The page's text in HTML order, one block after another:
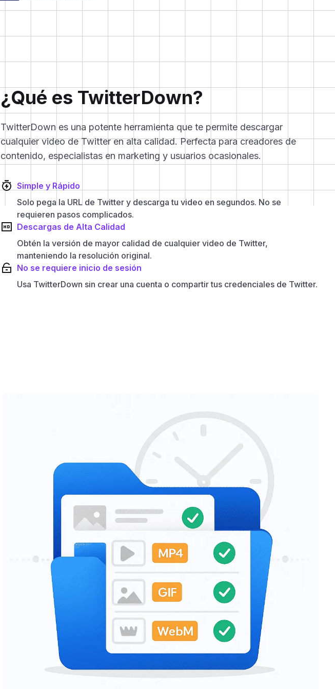
¿Qué es TwitterDown?
TwitterDown es una potente herramienta que te permite descargar
cualquier video de Twitter en alta calidad. Perfecta para creadores de
contenido, especialistas en marketing y usuarios ocasionales.
Simple y Rápido
Solo pega la URL de Twitter y descarga tu video en segundos. No se
requieren pasos complicados.
Descargas de Alta Calidad
Obtén la versión de mayor calidad de cualquier video de Twitter,
manteniendo la resolución original.
No se requiere inicio de sesión
Usa TwitterDown sin crear una cuenta o compartir tus credenciales de Twitter.